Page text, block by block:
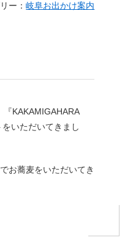
ー：岐阜お出かけ案内
KAKAMIGAHARA
いただいてきまし
お蕎麦をいただいてき